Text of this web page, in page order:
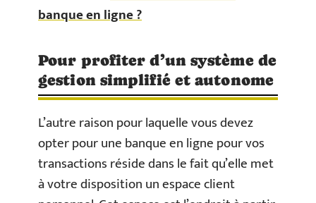
banque en ligne ?
Pour profiter d’un système de
gestion simplifié et autonome
L’autre raison pour laquelle vous devez
opter pour une banque en ligne pour vos
transactions réside dans le fait qu’elle met
à votre disposition un espace client